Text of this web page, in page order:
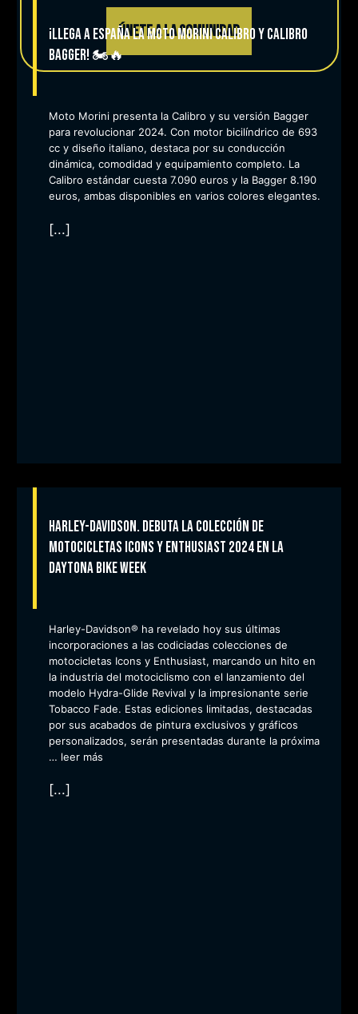
ÚNETE A LA COMUNIDAD
¡Llega a España la Moto Morini Calibro y Calibro
Bagger! 🏍️🔥
Moto Morini presenta la Calibro y su versión Bagger
para revolucionar 2024. Con motor bicilíndrico de 693
cc y diseño italiano, destaca por su conducción
dinámica, comodidad y equipamiento completo. La
Calibro estándar cuesta 7.090 euros y la Bagger 8.190
euros, ambas disponibles en varios colores elegantes.
[...]
Harley-Davidson. Debuta la Colección de
Motocicletas Icons y Enthusiast 2024 en la
Daytona Bike Week
Harley-Davidson® ha revelado hoy sus últimas
incorporaciones a las codiciadas colecciones de
motocicletas Icons y Enthusiast, marcando un hito en
la industria del motociclismo con el lanzamiento del
modelo Hydra-Glide Revival y la impresionante serie
Tobacco Fade. Estas ediciones limitadas, destacadas
por sus acabados de pintura exclusivos y gráficos
personalizados, serán presentadas durante la próxima
… leer más
[...]